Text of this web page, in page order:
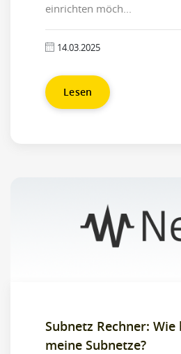
einrichten möch...
14.03.2025
Lesen
Subnetz Rechner: Wie
meine Subnetze?